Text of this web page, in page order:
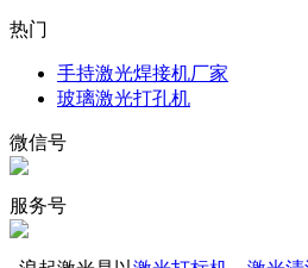
热门
手持激光焊接机厂家
玻璃激光打孔机
微信号
服务号